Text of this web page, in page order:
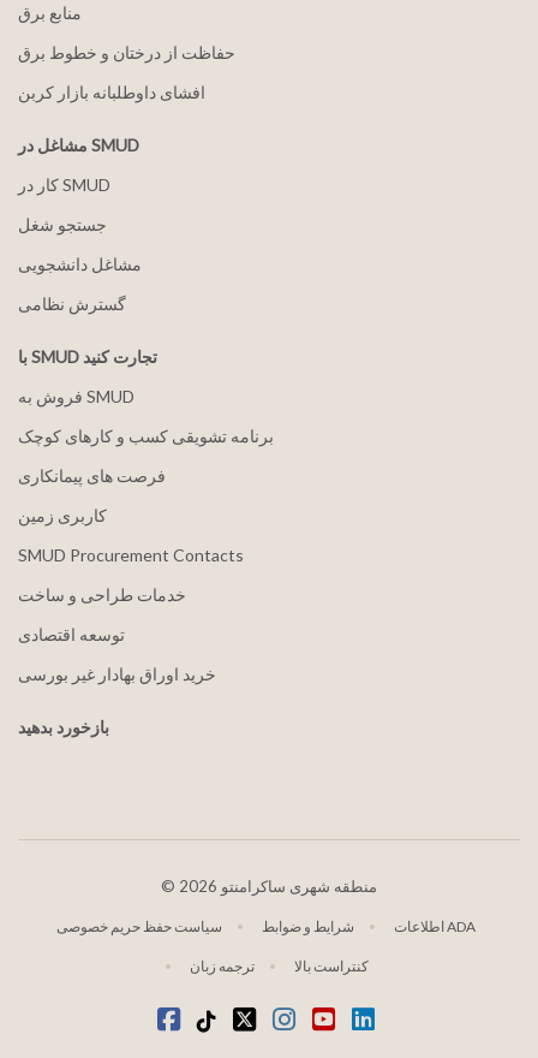
منابع برق
حفاظت از درختان و خطوط برق
افشای داوطلبانه بازار کربن
مشاغل در SMUD
کار در SMUD
جستجو شغل
مشاغل دانشجویی
گسترش نظامی
با SMUD تجارت کنید
فروش به SMUD
برنامه تشویقی کسب و کارهای کوچک
فرصت های پیمانکاری
کاربری زمین
SMUD Procurement Contacts
خدمات طراحی و ساخت
توسعه اقتصادی
خرید اوراق بهادار غیر بورسی
بازخورد بدهید
© 2026 منطقه شهری ساکرامنتو
سیاست حفظ حریم خصوصی شرایط و ضوابط اطلاعات ADA
ترجمه زبان کنتراست بالا
فیس بوک
تیکتوک
توییتراینستاگرام
یوتیوبلینکدین